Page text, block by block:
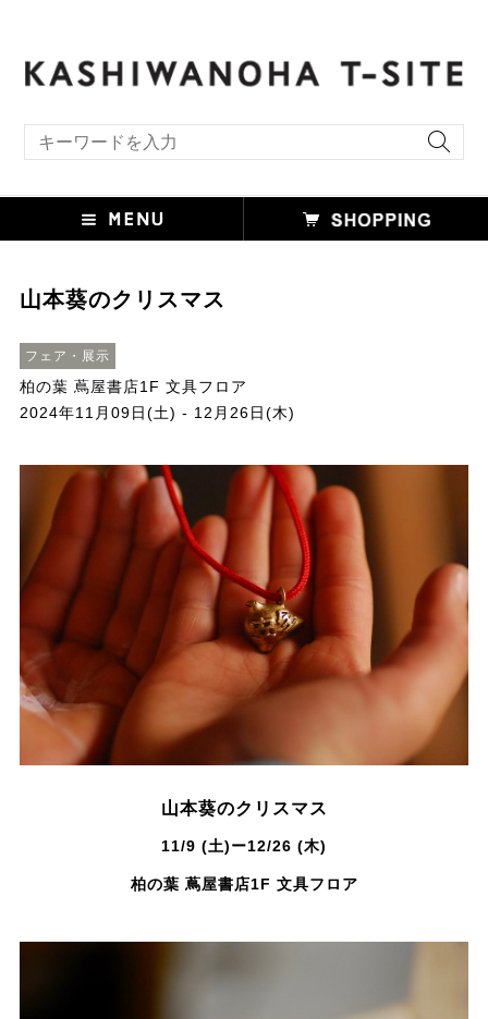
山本葵のクリスマス
フェア・展示
柏の葉 蔦屋書店1F 文具フロア
2024年11月09日(土) - 12月26日(木)
山本葵のクリスマス
11/9 (土)ー12/26 (木)
柏の葉 蔦屋書店1F 文具フロア